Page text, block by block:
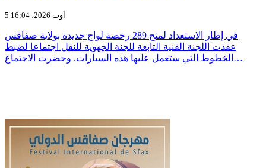
5 أوت 2026، 16:04
في إطار الاستعداد لمنح 289 رخصة لواج جديدة بولاية صفاقس
عقدت اللجنة الفنية التابعة للجنة الجهوية للنقل اجتماعا لضبط
الخطوط التي ستعمل عليها هذه السيارات. وحضرت الاجتماع…